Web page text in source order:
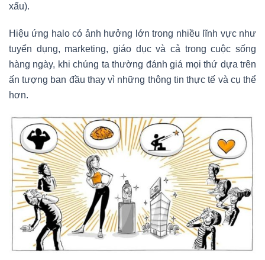
xấu).
Hiệu ứng halo có ảnh hưởng lớn trong nhiều lĩnh vực như
tuyển dụng, marketing, giáo dục và cả trong cuộc sống
hàng ngày, khi chúng ta thường đánh giá mọi thứ dựa trên
ấn tượng ban đầu thay vì những thông tin thực tế và cụ thể
hơn.